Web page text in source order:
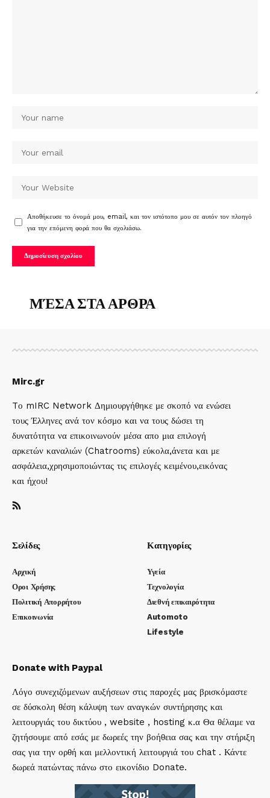
Αποθήκευσε το όνομά μου, email, και τον ιστότοπο μου σε αυτόν τον πλοηγό
για την επόμενη φορά που θα σχολιάσω.
ΜΈΣΑ ΣΤΑ ΑΡΘΡΑ
Mirc.gr
Tο mIRC Network Δημιουργήθηκε με σκοπό να ενώσει
τους Έλληνες ανά τον κόσμο και να τους δώσει τη
δυνατότητα να επικοινωνούν μέσα απο μια επιλογή
αρκετών καναλιών (Chatrooms) εύκολα,άνετα και με
ασφάλεια,χρησιμοποιώντας τις επιλογές κειμένου,εικόνας
και ήχου!
Σελίδες
Αρχική
Οροι Χρήσης
Πολιτική Απορρήτου
Επικοινωνία
Κατηγορίες
Υγεία
Τεχνολογία
Διεθνή επικαιρότητα
Automoto
Lifestyle
Donate with Paypal
Λόγο συνεχιζόμενων αυξήσεων στις παροχές μας βρισκόμαστε
σε δύσκολη θέση κάλυψη των αναγκών συντήρησης και
λειτουργιάς του δικτύου , website , hosting κ.α Θα θέλαμε να
ζητήσουμε από εσάς με δωρεές την βοήθεια σας και την στήριξη
σας για την ορθή και μελλοντική λειτουργιά του chat . Κάντε
δωρεά πατώντας πάνω στο εικονίδιο Donate.